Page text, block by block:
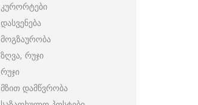
კურორტები
დასვენება
მოგზაურობა
ზღვა, რუჯი
რუჯი
მზით დამწვრობა